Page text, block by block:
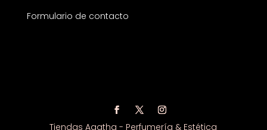
Formulario de contacto
Tiendas Agatha - Perfumería & Estética